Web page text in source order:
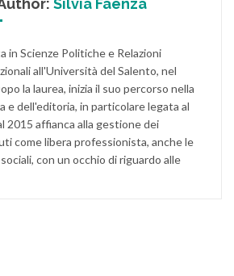
Silvia Faenza
in Scienze Politiche e Relazioni
all'Università del Salento, nel
la laurea, inizia il suo percorso nella
e dell'editoria, in particolare legata al
2015 affianca alla gestione dei
come libera professionista, anche le
con un occhio di riguardo alle